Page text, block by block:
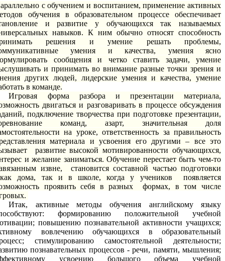
с обучением и воспитанием, применение активных
обучения в образовательном процессе обеспечивает
и развитие у обучающихся так называемых
навыков. К ним обычно относят способность
решения и умение решать проблемы,
умения и качества, умения ясно
сообщения и четко ставить задачи, умение
и принимать во внимание разные точки зрения и
других людей, лидерские умения и качества, умение
в команде.
Игровая форма разбора и презентации материала,
двигаться и разговаривать в процессе обсуждения
подключение творчества при подготовке презентации,
команд, азарт, значительная доля
на уроке, ответственность за правильность
материала и усвоения его другими – все это
развитие высокой мотивированности обучающихся,
и желание заниматься. Обучение перестает быть чем-то
извне, становится составной частью подготовки
дома, так и в школе, когда у учеников появляется
проявить себя в разных формах, в том числе
Итак, активные методы обучения английскому языку
формированию положительной учебной
повышению познавательной активности учащихся;
вовлечению обучающихся в образовательный
стимулированию самостоятельной деятельности;
познавательных процессов - речи, памяти, мышления;
усвоению большого объема учебной